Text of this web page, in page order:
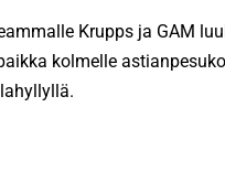
Krupps ja GAM
kolmelle